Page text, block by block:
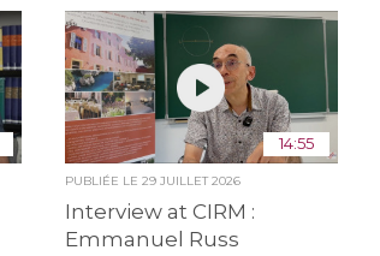
14:55
PUBLIÉE LE29 JUILLET 2026
Interview at CIRM :
Emmanuel Russ